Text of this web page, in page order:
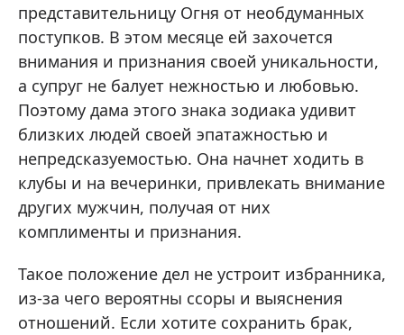
представительницу Огня от необдуманных
поступков. В этом месяце ей захочется
внимания и признания своей уникальности,
а супруг не балует нежностью и любовью.
Поэтому дама этого знака зодиака удивит
близких людей своей эпатажностью и
непредсказуемостью. Она начнет ходить в
клубы и на вечеринки, привлекать внимание
других мужчин, получая от них
комплименты и признания.
Такое положение дел не устроит избранника,
из-за чего вероятны ссоры и выяснения
отношений. Если хотите сохранить брак,